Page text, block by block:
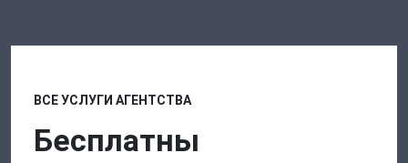
ВСЕ УСЛУГИ АГЕНТСТВА
Бесплатны